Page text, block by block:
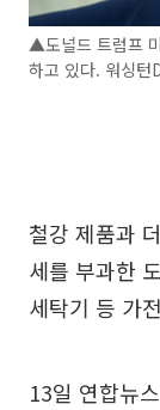
▲도널드 트럼프
하고 있다. 워싱
철강 제품과
세를 부과한
세탁기 등 가
13일 연합뉴